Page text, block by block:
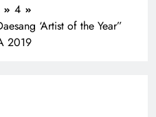
4
‘Artist of the Year”
2019